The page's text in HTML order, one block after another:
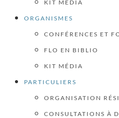
KIT MÉDIA
ORGANISMES
CONFÉRENCES ET
FLO EN BIBLIO
KIT MÉDIA
PARTICULIERS
ORGANISATION
CONSULTATIONS À